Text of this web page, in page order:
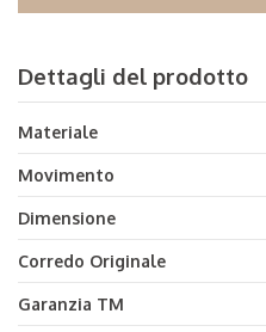
Dettagli del prodotto
Materiale
Movimento
Dimensione
Corredo Originale
Garanzia TM